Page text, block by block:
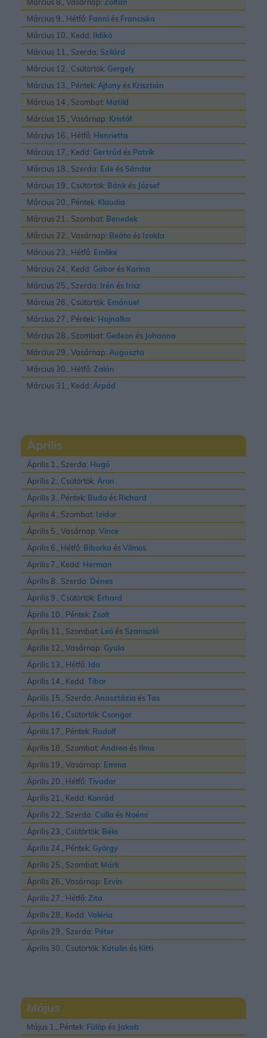
Március 9., Hétfő: Fanni és Franciska
Március 10., Kedd: Ildikó
Március 11., Szerda: Szilárd
Március 12., Csütörtök: Gergely
Március 13., Péntek: Ajtony és Krisztián
Március 14., Szombat: Matild
Március 15., Vasárnap: Kristóf
Március 16., Hétfő: Henrietta
Március 17., Kedd: Gertrúd és Patrik
Március 18., Szerda: Ede és Sándor
Március 19., Csütörtök: Bánk és József
Március 20., Péntek: Klaudia
Március 21., Szombat: Benedek
Március 22., Vasárnap: Beáta és Izolda
Március 23., Hétfő: Emõke
Március 24., Kedd: Gábor és Karina
Március 25., Szerda: Irén és Irisz
Március 26., Csütörtök: Emánuel
Március 27., Péntek: Hajnalka
Március 28., Szombat: Gedeon és Johanna
Március 29., Vasárnap: Auguszta
Március 30., Hétfő: Zalán
Március 31., Kedd: Árpád
Április
Április 1., Szerda: Hugó
Április 2., Csütörtök: Áron
Április 3., Péntek: Buda és Richard
Április 4., Szombat: Izidor
Április 5., Vasárnap: Vince
Április 6., Hétfő: Biborka ésVilmos
Április 7., Kedd: Herman
Április 8., Szerda: Dénes
Április 9., Csütörtök: Erhard
Április 10., Péntek: Zsolt
Április 11., Szombat: Leó és Szaniszló
Április 12., Vasárnap: Gyula
Április 13., Hétfő: Ida
Április 14., Kedd: Tibor
Április 15., Szerda: Anasztázia ésTas
Április 16., Csütörtök: Csongor
Április 17., Péntek: Rudolf
Április 18., Szombat: Andrea és Ilma
Április 19., Vasárnap: Emma
Április 20., Hétfő: Tivadar
Április 21., Kedd: Konrád
Április 22., Szerda: Csilla és Noémi
Április 23., Csütörtök: Béla
Április 24., Péntek: György
Április 25., Szombat: Márk
Április 26., Vasárnap: Ervin
Április 27., Hétfő: Zita
Április 28., Kedd: Valéria
Április 29., Szerda: Péter
Április 30., Csütörtök: Katalin és Kitti
Május
Május 1., Péntek: Fülöp és Jakab